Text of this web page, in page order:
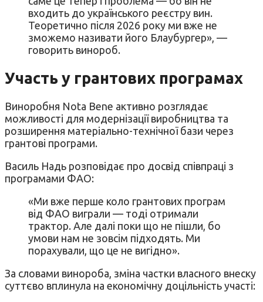
входить до українського реєстру вин.
Теоретично після 2026 року ми вже не
зможемо називати його Блаубургер», —
говорить винороб.
Участь у грантових програмах
Виноробня Nota Bene активно розглядає
можливості для модернізації виробництва та
розширення матеріально-технічної бази через
грантові програми.
Василь Надь розповідає про досвід співпраці з
програмами ФАО:
«Ми вже перше коло грантових програм
від ФАО виграли — тоді отримали
трактор. Але далі поки що не пішли, бо
умови нам не зовсім підходять. Ми
порахували, що це не вигідно».
За словами винороба, зміна частки власного внеску
суттєво вплинула на економічну доцільність участі: